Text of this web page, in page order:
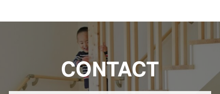
CONTACT